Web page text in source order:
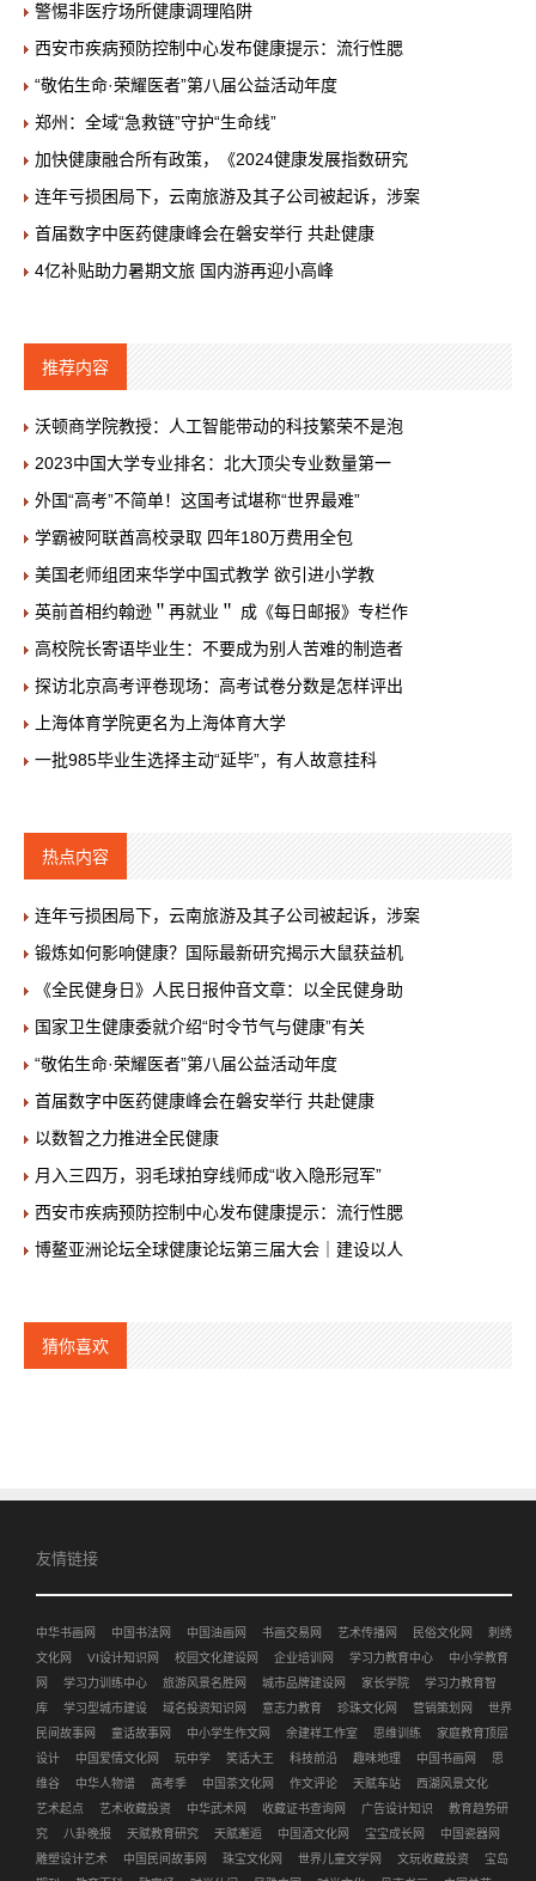
警惕非医疗场所健康调理陷阱
西安市疾病预防控制中心发布健康提示：流行性腮
“敬佑生命·荣耀医者”第八届公益活动年度
郑州：全域“急救链”守护“生命线”
加快健康融合所有政策，《2024健康发展指数研究
连年亏损困局下，云南旅游及其子公司被起诉，涉案
首届数字中医药健康峰会在磐安举行 共赴健康
4亿补贴助力暑期文旅 国内游再迎小高峰
推荐内容
沃顿商学院教授：人工智能带动的科技繁荣不是泡
2023中国大学专业排名：北大顶尖专业数量第一
外国“高考”不简单！这国考试堪称“世界最难”
学霸被阿联酋高校录取 四年180万费用全包
美国老师组团来华学中国式教学 欲引进小学教
英前首相约翰逊＂再就业＂ 成《每日邮报》专栏作
高校院长寄语毕业生：不要成为别人苦难的制造者
探访北京高考评卷现场：高考试卷分数是怎样评出
上海体育学院更名为上海体育大学
一批985毕业生选择主动“延毕”，有人故意挂科
热点内容
连年亏损困局下，云南旅游及其子公司被起诉，涉案
锻炼如何影响健康？国际最新研究揭示大鼠获益机
《全民健身日》人民日报仲音文章：以全民健身助
国家卫生健康委就介绍“时令节气与健康”有关
“敬佑生命·荣耀医者”第八届公益活动年度
首届数字中医药健康峰会在磐安举行 共赴健康
以数智之力推进全民健康
月入三四万，羽毛球拍穿线师成“收入隐形冠军”
西安市疾病预防控制中心发布健康提示：流行性腮
博鳌亚洲论坛全球健康论坛第三届大会｜建设以人
猜你喜欢
友情链接
中华书画网 中国书法网 中国油画网 书画交易网 艺术传播网 民俗文化网
刺绣
文化网
VI设计知识网 校园文化建设网 企业培训网 学习力教育中心
中小学教育
网
学习力训练中心 旅游风景名胜网 城市品牌建设网 家长学院
学习力教育智
库
学习型城市建设 域名投资知识网 意志力教育 珍珠文化网 营销策划网
世界
民间故事网
童话故事网 中小学生作文网 余建祥工作室 思维训练
家庭教育顶层
设计
中国爱情文化网 玩中学 笑话大王 科技前沿 趣味地理 中国书画网
思
维谷
中华人物谱 高考季 中国茶文化网 作文评论 天赋车站
西湖风景文化
艺术起点
艺术收藏投资 中华武术网 收藏证书查询网 广告设计知识
教育趋势研
究
八卦晚报 天赋教育研究 天赋邂逅 中国酒文化网 宝宝成长网
中国瓷器网
雕塑设计艺术
中国民间故事网 珠宝文化网 世界儿童文学网 文玩收藏投资
宝岛